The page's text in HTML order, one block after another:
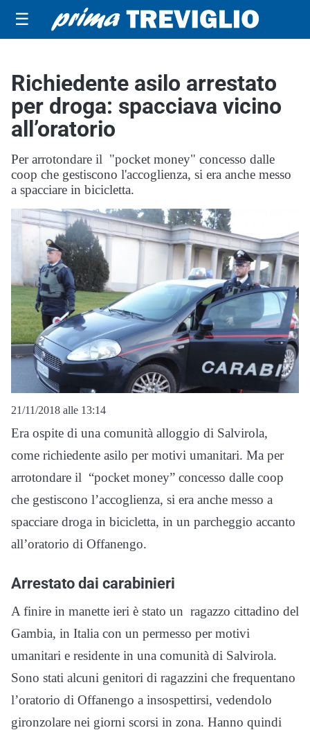
☰
Richiedente asilo arrestato
per droga: spacciava vicino
all’oratorio
Per arrotondare il "pocket money" concesso dalle
coop che gestiscono l'accoglienza, si era anche messo
a spacciare in bicicletta.
21/11/2018 alle 13:14
Era ospite di una comunità alloggio di Salvirola,
come richiedente asilo per motivi umanitari. Ma per
arrotondare il “pocket money” concesso dalle coop
che gestiscono l’accoglienza, si era anche messo a
spacciare droga in bicicletta, in un parcheggio accanto
all’oratorio di Offanengo.
Arrestato dai carabinieri
A finire in manette ieri è stato un ragazzo cittadino del
Gambia, in Italia con un permesso per motivi
umanitari e residente in una comunità di Salvirola.
Sono stati alcuni genitori di ragazzini che frequentano
l’oratorio di Offanengo a insospettirsi, vedendolo
gironzolare nei giorni scorsi in zona. Hanno quindi